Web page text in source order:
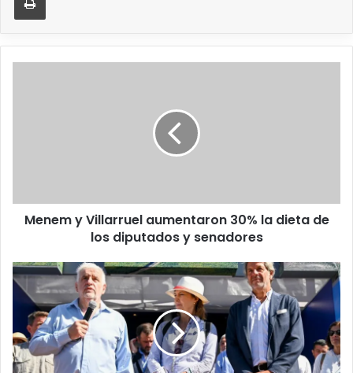
Menem y Villarruel aumentaron 30% la dieta de
los diputados y senadores